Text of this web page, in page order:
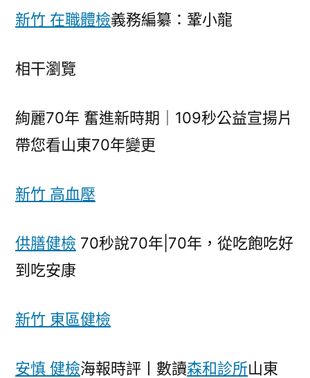
新竹 在職體檢義務編纂：鞏小龍
相干瀏覽
絢麗70年 奮進新時期｜109秒公益宣揚片
帶您看山東70年變更
新竹 高血壓
供膳健檢 70秒說70年|70年，從吃飽吃好
到吃安康
新竹 東區健檢
安慎 健檢海報時評丨數讀森和診所山東